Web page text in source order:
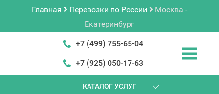
Главная Перевозки по России
Москва -
Екатеринбург
+7 (499) 755-65-04
+7 (925) 050-17-63
КАТАЛОГ УСЛУГ